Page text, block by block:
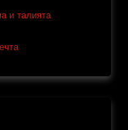
и талията